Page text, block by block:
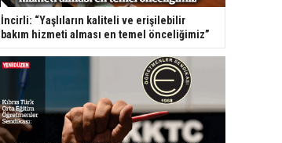
İncirli: “Yaşlıların kaliteli ve erişilebilir
bakım hizmeti alması en temel önceliğimiz”